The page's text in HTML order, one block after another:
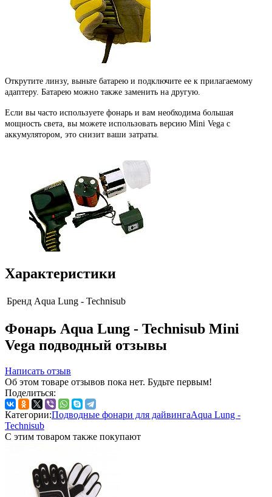
Открутите линзу, выньте батарею и подключите ее к прилагаемому
адаптеру. Батарею можно также заменить на другую.
Если вы часто используете фонарь и вам необходима большая
мощность света, вы можете использовать версию Mini Vega с
аккумулятором, это снизит ваши затраты.
Характеристики
Бренд Aqua Lung - Technisub
Фонарь Aqua Lung - Technisub Mini
Vega подводный отзывы
Написать отзыв
Об этом товаре отзывов пока нет. Будьте первым!
Поделиться:
Категории:Подводные фонари для дайвингаAqua Lung -
Technisub
С этим товаром также покупают